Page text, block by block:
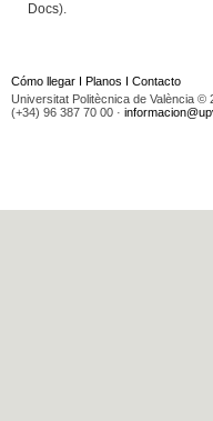
Docs).
Cómo llegar I Planos I Contacto
Universitat Politècnica de València ©
(+34) 96 387 70 00 ·